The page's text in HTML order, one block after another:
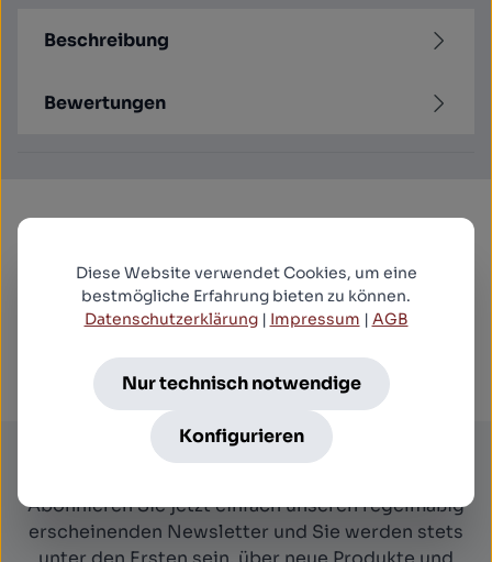
Beschreibung
Bewertungen
Produktgalerie überspringen
The Devil Below (Blu-ray Disc)
Newsletter
Abonnieren Sie jetzt einfach unseren regelmäßig
erscheinenden Newsletter und Sie werden stets
Diese Website verwendet Cookies, um eine
bestmögliche Erfahrung bieten zu können.
Datenschutzerklärung| Impressum | AGB
Nur technisch notwendige
Konfigurieren